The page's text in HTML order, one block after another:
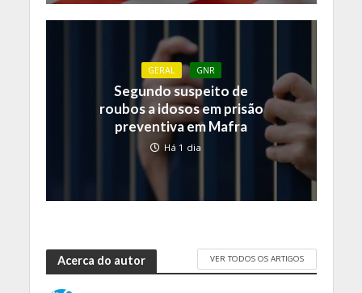
GERAL GNR
Segundo suspeito de
roubos a idosos em prisão
preventiva em Mafra
Há 1 dia
Acerca do autor VER TODOS OS ARTIGOS